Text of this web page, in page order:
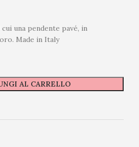
una pendente pavé, in
Made in Italy
AL CARRELLO